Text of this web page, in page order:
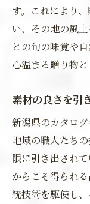
す。これにより
い、その地の風
との旬の味覚や
心温まる贈り物と
素材の良さを引
新潟県のカタロ
地域の職人たち
限に引き出され
からこそ得られ
統技術を駆使し